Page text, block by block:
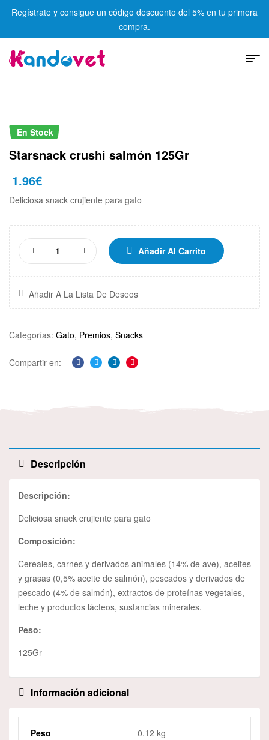
Regístrate y consigue un código descuento del 5% en tu primera
compra.
En Stock
Starsnack crushi salmón 125Gr
1.96€
Deliciosa snack crujiente para gato
Añadir Al Carrito
Añadir A La Lista De Deseos
Categorías: Gato, Premios, Snacks
Compartir en:
Facebook
TwitterLinkedinPinterest
Descripción
Descripción:
Deliciosa snack crujiente para gato
Composición:
Cereales, carnes y derivados animales (14% de ave), aceites
y grasas (0,5% aceite de salmón), pescados y derivados de
pescado (4% de salmón), extractos de proteínas vegetales,
leche y productos lácteos, sustancias minerales.
Peso:
125Gr
Información adicional
Peso 0.12 kg